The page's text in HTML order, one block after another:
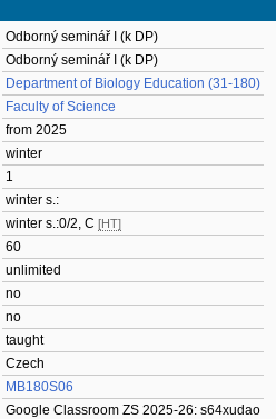
Odborný seminář I (k DP)
Odborný seminář I (k DP)
Department of Biology Education (31-180)
Faculty of Science
from 2025
winter
1
winter s.:
winter s.:0/2, C [HT]
60
unlimited
no
no
taught
Czech
MB180S06
Google Classroom ZS 2025-26: s64xudao